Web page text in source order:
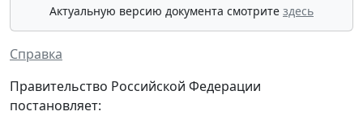
Актуальную версию документа смотрите здесь
Справка
Правительство Российской Федерации
постановляет: